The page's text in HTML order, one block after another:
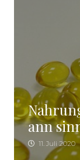
ann
11. Juli 2020